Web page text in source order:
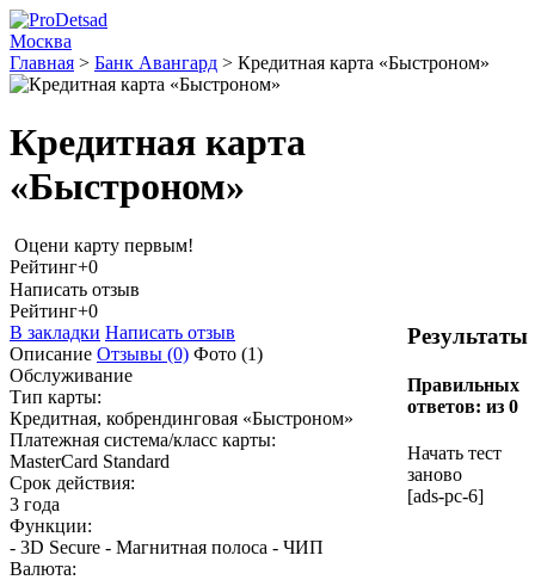
Москва
Главная > Банк Авангард > Кредитная карта «Быстроном»
Кредитная карта
«Быстроном»
Оцени карту первым!
Рейтинг+0
Написать отзыв
Результаты
Правильных
ответов: из 0
Начать тест
заново
[ads-pc-6]
Рейтинг+0
В закладки Написать отзыв
Описание Отзывы (0) Фото (1)
Обслуживание
Тип карты:
Кредитная, кобрендинговая «Быстроном»
Платежная система/класс карты:
MasterCard Standard
Срок действия:
3 года
Функции:
- 3D Secure - Магнитная полоса - ЧИП
Валюта: